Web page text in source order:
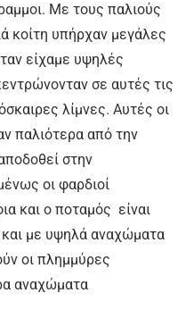
Με τους παλιούς
κοίτη υπήρχαν μεγάλες
είχαμε υψηλές
σε αυτές τις
λίμνες. Αυτές οι
παλιότερα από την
στην
οι φαρδιοί
και ο ποταμός είναι
με υψηλά αναχώματα
οι πλημμύρες
αναχώματα